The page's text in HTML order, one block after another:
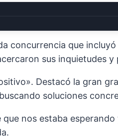
audiencias este
concurrencia que
sus inquietudes y
Destacó la gran
soluciones
nos estaba